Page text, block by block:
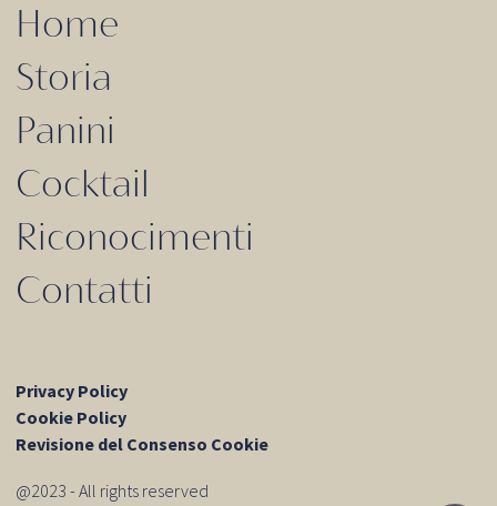
Home
Storia
Panini
Cocktail
Riconocimenti
Contatti
Privacy Policy
Cookie Policy
Revisione del Consenso Cookie
@2023 - All rights reserved